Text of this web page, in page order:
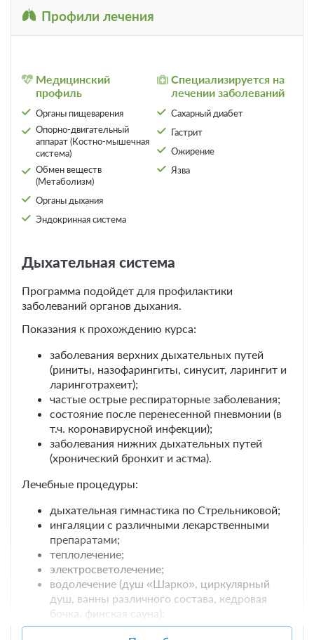
Стандарт двухместный
Подробнее
Номера расположены в 3-х этажной гостинице.
Две односпальных кровати
Одна двуспальная кровать
Телевизор
Wi-Fi
Ванная комната в номере
2 гостя
Бронирование по запросу
Оздоровительный отдых с 3-разовым питанием без
лечения, Включен завтрак, обед и ужин
При отмене оплата не возвращается
Требуется внесение предоплаты в течение 2 часов
составляет 1 ночь
11 000 Забронировать
2 гостя
Бронирование по запросу
В стоимость входит:
Оздоровительный отдых с 3-разовым питанием без
При отмене оплата не возвращается
Требуется внесение предоплаты в течение 2 часов
после подтверждения бронирования. Сумма предоплаты
составляет 1 ночь
11 000
Профили лечения
Медицинский
профиль
Органы пищеварения
Опорно-двигательный
аппарат (Костно-мышечная
система)
Обмен веществ
(Метаболизм)
Органы дыхания
Эндокринная система
Специализируется на
лечении заболеваний
Сахарный диабет
Гастрит
Ожирение
Язва
Дыхательная система
Программа подойдет для профилактики
заболеваний органов дыхания.
Показания к прохождению курса:
заболевания верхних дыхательных путей
(риниты, назофарингиты, синусит, ларингит и
ларинготрахеит);
частые острые респираторные заболевания;
состояние после перенесенной пневмонии (в
т.ч. коронавирусной инфекции);
заболевания нижних дыхательных путей
(хронический бронхит и астма).
Лечебные процедуры:
дыхательная гимнастика по Стрельниковой;
ингаляции с различными лекарственными
препаратами;
теплолечение;
электросветолечение;
водолечение (душ «Шарко», циркулярный
душ, ванны различного состава, кедровая
бочка, финская сауна);
грязелечение (аппликации грязями о.